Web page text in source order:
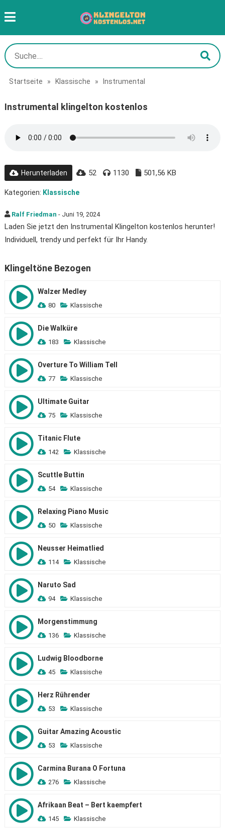
Startseite » Klassische » Instrumental
Instrumental klingelton kostenlos
Herunterladen 52 1130 501,56 KB
Kategorien: Klassische
Ralf Friedman - Juni 19, 2024
Laden Sie jetzt den Instrumental Klingelton kostenlos herunter!
Individuell, trendy und perfekt für Ihr Handy.
Klingeltöne Bezogen
Walzer Medley
80 Klassische
Die Walküre
183 Klassische
Overture To William Tell
77 Klassische
Ultimate Guitar
75 Klassische
Titanic Flute
142 Klassische
Scuttle Buttin
54 Klassische
Relaxing Piano Music
50 Klassische
Neusser Heimatlied
114 Klassische
Naruto Sad
94 Klassische
Morgenstimmung
136 Klassische
Ludwig Bloodborne
45 Klassische
Herz Rührender
53 Klassische
Guitar Amazing Acoustic
53 Klassische
Carmina Burana O Fortuna
276 Klassische
Afrikaan Beat – Bert kaempfert
145 Klassische